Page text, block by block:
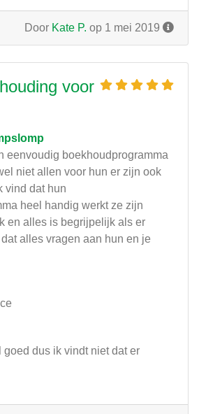
Door Kate P. op 1 mei 2019
voor
eenvoudig boekhoudprogramma
niet allen voor hun er zijn ook
vind dat hun
heel handig werkt ze zijn
en alles is begrijpelijk als er
alles vragen aan hun en je
goed dus ik vindt niet dat er